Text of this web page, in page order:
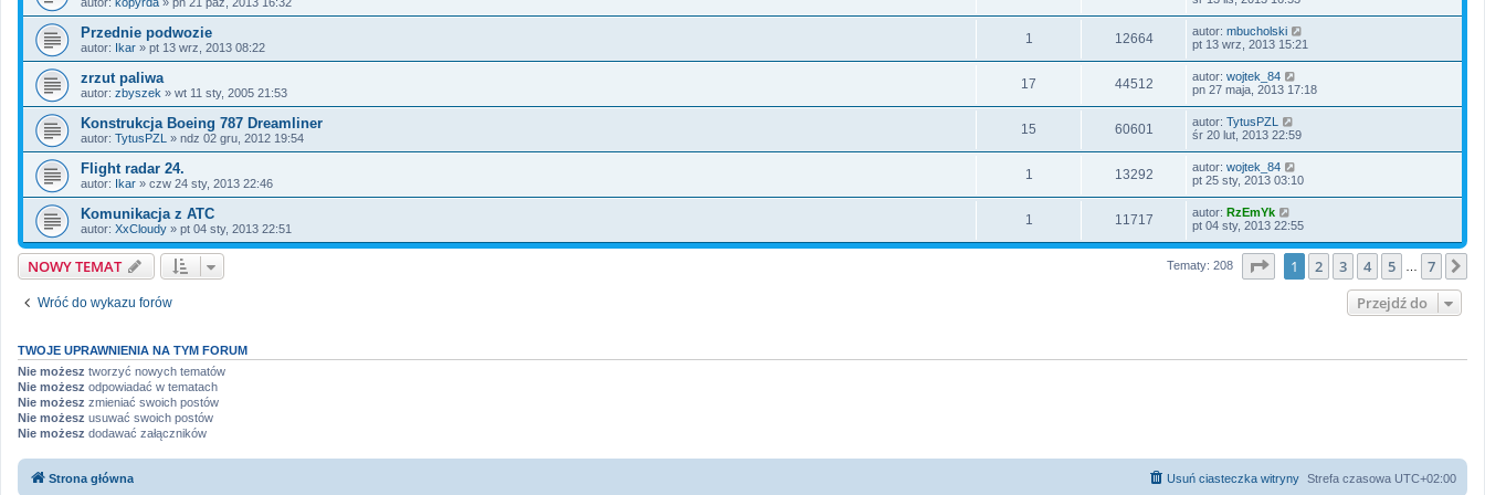
Przednie podwozie
autor: Ikar » pt 13 wrz, 2013 08:22
1 12664 autor: mbucholski
pt 13 wrz, 2013 15:21
zrzut paliwa
autor: zbyszek » wt 11 sty, 2005 21:53
17 44512 autor: wojtek_84
pn 27 maja, 2013 17:18
Konstrukcja Boeing 787 Dreamliner
autor: TytusPZL » ndz 02 gru, 2012 19:54
15 60601 autor: TytusPZL
śr 20 lut, 2013 22:59
Flight radar 24.
autor: Ikar » czw 24 sty, 2013 22:46
1 13292 autor: wojtek_84
pt 25 sty, 2013 03:10
Komunikacja z ATC
autor: XxCloudy » pt 04 sty, 2013 22:51
1 11717 autor: RzEmYk
pt 04 sty, 2013 22:55
NOWY TEMAT Tematy: 208 Strona1 z7
1 2 3 4 5 7
Wróć do wykazu forów Przejdź do
TWOJE UPRAWNIENIA NA TYM FORUM
Nie możesz tworzyć nowych tematów
Nie możesz odpowiadać w tematach
Nie możesz zmieniać swoich postów
Nie możesz usuwać swoich postów
Nie możesz dodawać załączników
Strona główna Strefa czasowa UTC+02:00
Usuń ciasteczka witryny